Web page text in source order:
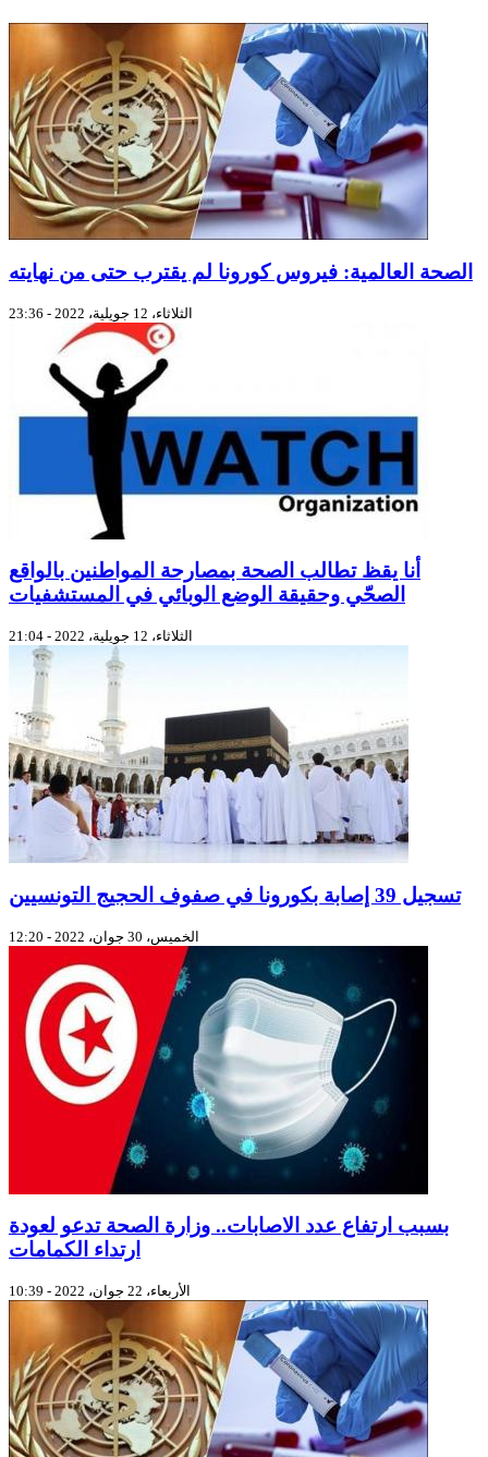
الصحة العالمية: فيروس كورونا لم يقترب حتى من نهايته
الثلاثاء، 12 جويلية، 2022 - 23:36
أنا يقظ تطالب الصحة بمصارحة المواطنين بالواقع
الصحّي وحقيقة الوضع الوبائي في المستشفيات
الثلاثاء، 12 جويلية، 2022 - 21:04
تسجيل 39 إصابة بكورونا في صفوف الحجيج التونسيين
الخميس، 30 جوان، 2022 - 12:20
بسبب ارتفاع عدد الاصابات.. وزارة الصحة تدعو لعودة
ارتداء الكمامات
الأربعاء، 22 جوان، 2022 - 10:39